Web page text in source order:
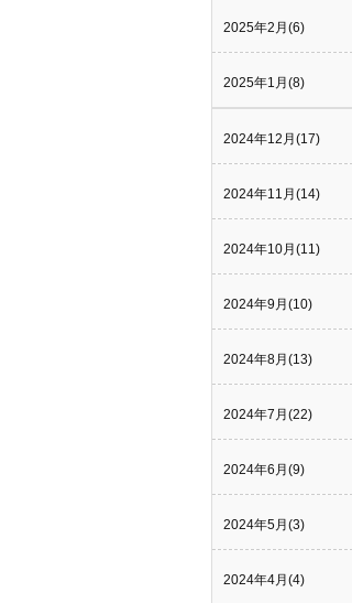
2025年2月(6)
2025年1月(8)
2024年12月(17)
2024年11月(14)
2024年10月(11)
2024年9月(10)
2024年8月(13)
2024年7月(22)
2024年6月(9)
2024年5月(3)
2024年4月(4)